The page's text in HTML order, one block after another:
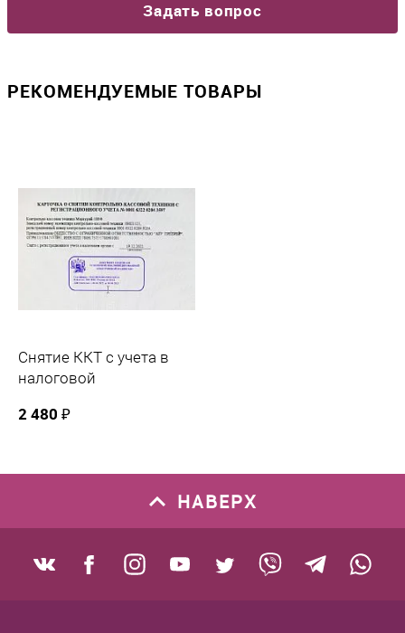
Задать вопрос
РЕКОМЕНДУЕМЫЕ ТОВАРЫ
Снятие ККТ с учета в
налоговой
2 480 ₽
НАВЕРХ